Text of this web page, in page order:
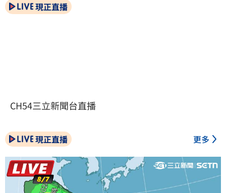
現正直播
CH54三立新聞台直播
現正直播 更多